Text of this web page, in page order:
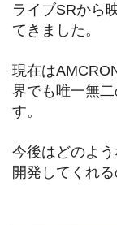
ライブSRから
てきました。
現在は
界でも唯一無
す。
今後はどのよ
開発してくれ